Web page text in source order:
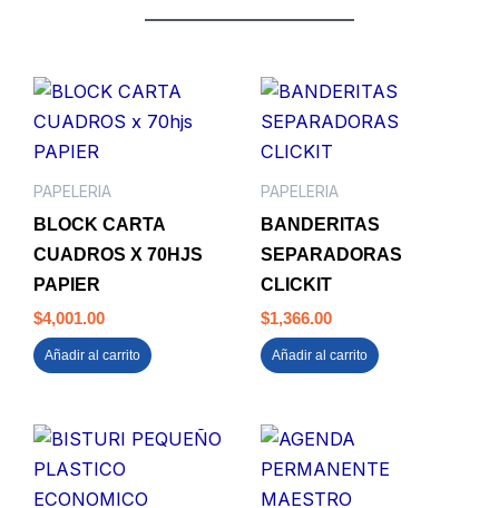
PAPELERIA
BLOCK CARTA
CUADROS X 70HJS
PAPIER
$4,001.00
Añadir al carrito
PAPELERIA
BANDERITAS
SEPARADORAS
CLICKIT
$1,366.00
Añadir al carrito